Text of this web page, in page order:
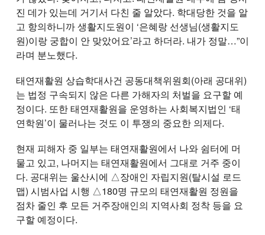
진 데가 있는데 거기서 다친 줄 알았다. 학대당한 것을 알
고 항의하니까 생활지도원이 ‘은혜랑 선생님(생활지도
원)이랑 궁합이 안 맞았어요’라고 하더라. 내가 정말…”이
라며 분노했다.
태연재활원 상습학대사건 공동대책위원회(아래 공대위)
는 법정 구속되지 않은 다른 가해자의 처벌을 요구할 예
정이다. 또한 태연재활원을 운영하는 사회복지법인 ‘태
연학원’이 물러나는 것도 이 투쟁의 중요한 의제다.
현재 피해자 중 일부는 태연재활원에서 나와 쉼터에 머
물고 있고, 나머지는 태연재활원에서 그대로 거주 중이
다. 공대위는 울산시에 △장애인 자립지원(탈시설 로드
맵) 시범사업 시행 △180명 규모의 태연재활원 정원을
점차 줄인 후 모든 거주장애인의 지역사회 정착 등을 요
구할 예정이다.